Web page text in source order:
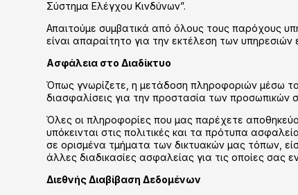
Σύστημα Ελέγχου Κινδύνων”.
Απαιτούμε συμβατικά από όλους τους παρόχους
είναι απαραίτητο για την εκτέλεση των υπηρεσιών
Ασφάλεια στο Διαδίκτυο
Όπως γνωρίζετε, η μετάδοση πληροφοριών μέσω
διασφαλίσεις για την προστασία των προσωπικών
Όλες οι πληροφορίες που μας παρέχετε
υπόκεινται στις πολιτικές και τα πρότυπα
σε ορισμένα τμήματα των δικτυακών μας τόπων,
άλλες διαδικασίες ασφαλείας για τις οποίες σας
Διεθνής Διαβίβαση Δεδομένων